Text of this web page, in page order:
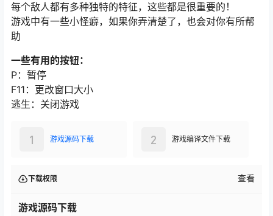
每个敌人都有多种独特的特征，这些都是很重要的！
游戏中有一些小怪癖，如果你弄清楚了，也会对你有所帮
助
一些有用的按钮：
P：暂停
F11：更改窗口大小
逃生：关闭游戏
游戏源码下载
1 游戏编译文件下载
2
下载权限 查看
游戏源码下载